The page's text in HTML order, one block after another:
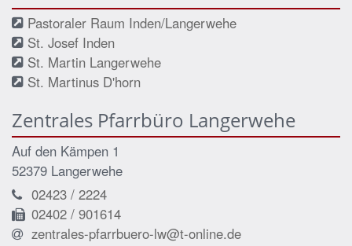
Pastoraler Raum Inden/Langerwehe
St. Josef Inden
St. Martin Langerwehe
St. Martinus D'horn
Zentrales Pfarrbüro Langerwehe
Auf den Kämpen 1
52379 Langerwehe
02423 / 2224
02402 / 901614
zentrales-pfarrbuero-lw@t-online.de